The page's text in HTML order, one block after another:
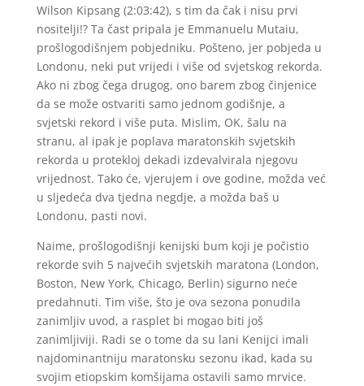
Wilson Kipsang (2:03:42), s tim da čak i nisu prvi
nositelji!? Ta čast pripala je Emmanuelu Mutaiu,
prošlogodišnjem pobjedniku. Pošteno, jer pobjeda u
Londonu, neki put vrijedi i više od svjetskog rekorda.
Ako ni zbog čega drugog, ono barem zbog činjenice
da se može ostvariti samo jednom godišnje, a
svjetski rekord i više puta. Mislim, OK, šalu na
stranu, al ipak je poplava maratonskih svjetskih
rekorda u protekloj dekadi izdevalvirala njegovu
vrijednost. Tako će, vjerujem i ove godine, možda već
u sljedeća dva tjedna negdje, a možda baš u
Londonu, pasti novi.
Naime, prošlogodišnji kenijski bum koji je počistio
rekorde svih 5 najvećih svjetskih maratona (London,
Boston, New York, Chicago, Berlin) sigurno neće
predahnuti. Tim više, što je ova sezona ponudila
zanimljiv uvod, a rasplet bi mogao biti još
zanimljiviji. Radi se o tome da su lani Kenijci imali
najdominantniju maratonsku sezonu ikad, kada su
svojim etiopskim komšijama ostavili samo mrvice.